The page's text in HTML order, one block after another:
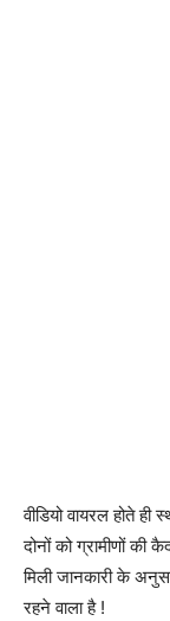
वीडियो वायरल होते
दोनों को ग्रामीणों
मिली जानकारी के
रहने वाला है !